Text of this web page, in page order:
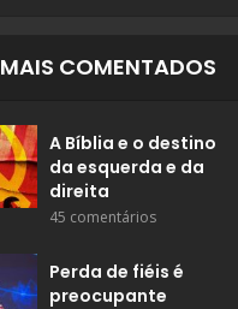
MAIS COMENTADOS
A Bíblia e o destino
da esquerda e da
direita
45 comentários
Perda de fiéis é
preocupante